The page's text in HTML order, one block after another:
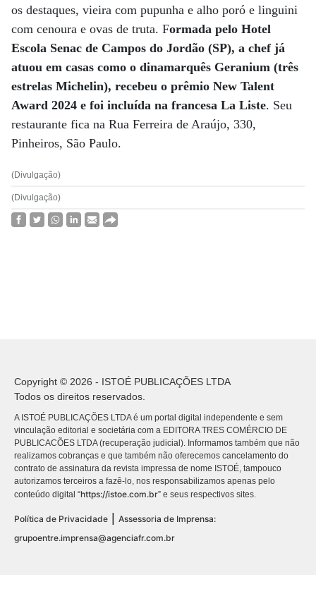
os destaques, vieira com pupunha e alho poró e linguini
com cenoura e ovas de truta. Formada pelo Hotel
Escola Senac de Campos do Jordão (SP), a chef já
atuou em casas como o dinamarquês Geranium (três
estrelas Michelin), recebeu o prêmio New Talent
Award 2024 e foi incluída na francesa La Liste. Seu
restaurante fica na Rua Ferreira de Araújo, 330,
Pinheiros, São Paulo.
(Divulgação)
(Divulgação)
Copyright © 2026 - ISTOÉ PUBLICAÇÕES LTDA
Todos os direitos reservados.
A ISTOÉ PUBLICAÇÕES LTDA é um portal digital independente e sem
vinculação editorial e societária com a EDITORA TRES COMÉRCIO DE
PUBLICACÕES LTDA (recuperação judicial). Informamos também que não
realizamos cobranças e que também não oferecemos cancelamento do
contrato de assinatura da revista impressa de nome ISTOÉ, tampouco
autorizamos terceiros a fazê-lo, nos responsabilizamos apenas pelo
conteúdo digital “https://istoe.com.br” e seus respectivos sites.
Política de Privacidade
Assessoria de Imprensa:
grupoentre.imprensa@agenciafr.com.br